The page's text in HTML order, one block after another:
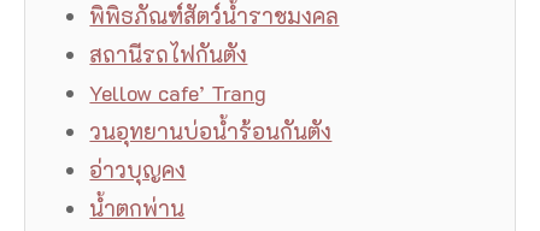
พิพิธภัณฑ์สัตว์น้ําราชมงคล
สถานีรถไฟกันตัง
Yellow cafe’ Trang
วนอุทยานบ่อน้ําร้อนกันตัง
อ่าวบุญคง
น้ำตกพ่าน